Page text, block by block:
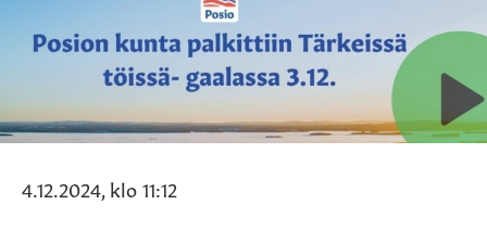
4.12.2024, klo 11:12